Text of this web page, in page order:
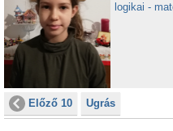
logikai -
Előző 10 Ugrás